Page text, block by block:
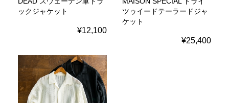
ックジャケット
¥12,100
ツゥイードテーラードジャ
ケット
¥25,400